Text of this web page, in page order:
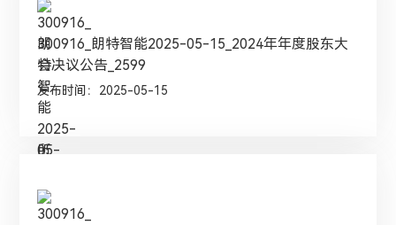
300916_朗特智能2025-05-15_2024年年度股东大
会决议公告_2599
发布时间：2025-05-15